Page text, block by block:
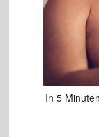
In 5